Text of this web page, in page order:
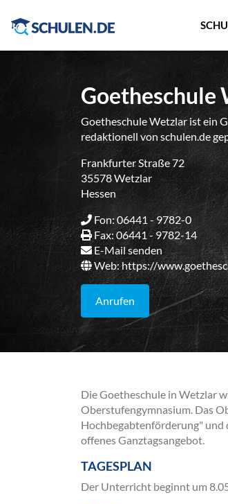
Goetheschule
Goetheschule Wetzlar ist ein
redaktionell von schulen.de
Frankfurter Straße 72
35578 Wetzlar
Hessen
Fon: 06441 - 9782-0
Fax: 06441 - 9782-14
E-Mail senden
Web:https://
Anrufen
Die Goetheschule in Wetzlar
Oberstufengymnasium. Das
Hochbegabtenförderung" und
offenes Ganztagsangebot.
TAGESPLAN
Der Unterricht beginnt um